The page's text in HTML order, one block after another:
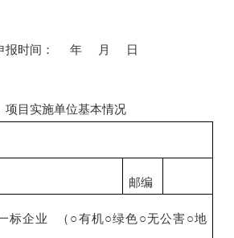
报时间： 年 月 日
项目实施单位基本情况
邮编
标企业 （ ○有机○绿色○无公害○地